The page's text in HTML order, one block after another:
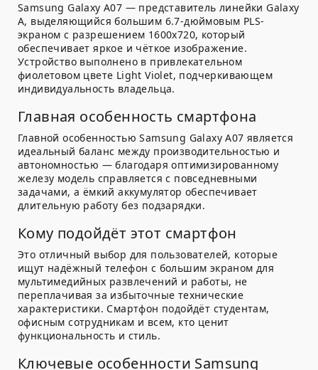
Samsung Galaxy A07 — представитель линейки Galaxy
A, выделяющийся большим 6.7-дюймовым PLS-
экраном с разрешением 1600x720, который
обеспечивает яркое и чёткое изображение.
Устройство выполнено в привлекательном
фиолетовом цвете Light Violet, подчеркивающем
индивидуальность владельца.
Главная особенность смартфона
Главной особенностью Samsung Galaxy A07 является
идеальный баланс между производительностью и
автономностью — благодаря оптимизированному
железу модель справляется с повседневными
задачами, а ёмкий аккумулятор обеспечивает
длительную работу без подзарядки.
Кому подойдёт этот смартфон
Это отличный выбор для пользователей, которые
ищут надёжный телефон с большим экраном для
мультимедийных развлечений и работы, не
переплачивая за избыточные технические
характеристики. Смартфон подойдёт студентам,
офисным сотрудникам и всем, кто ценит
функциональность и стиль.
Ключевые особенности Samsung